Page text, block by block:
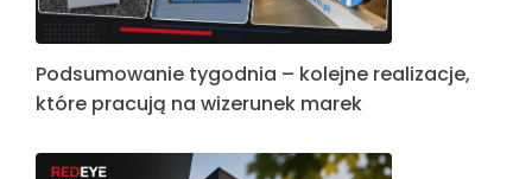
Podsumowanie tygodnia – kolejne realizacje,
które pracują na wizerunek marek